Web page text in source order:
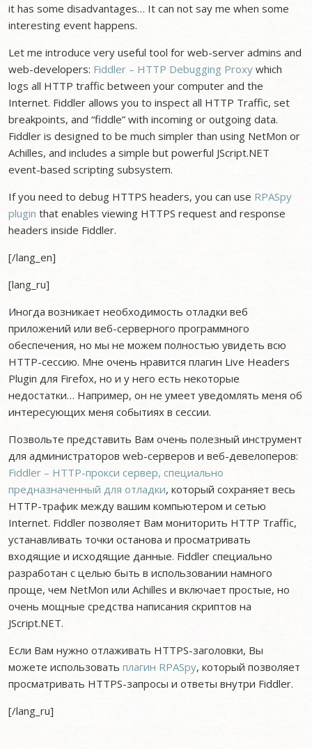
it has some disadvantages… It can not say me when some
interesting event happens.
Let me introduce very useful tool for web-server admins and
web-developers: Fiddler – HTTP Debugging Proxy which
logs all HTTP traffic between your computer and the
Internet. Fiddler allows you to inspect all HTTP Traffic, set
breakpoints, and “fiddle” with incoming or outgoing data.
Fiddler is designed to be much simpler than using NetMon or
Achilles, and includes a simple but powerful JScript.NET
event-based scripting subsystem.
If you need to debug HTTPS headers, you can use RPASpy
plugin that enables viewing HTTPS request and response
headers inside Fiddler.
[/lang_en]
[lang_ru]
Иногда возникает необходимость отладки веб
приложений или веб-серверного программного
обеспечения, но мы не можем полностью увидеть всю
HTTP-сессию. Мне очень нравится плагин Live Headers
Plugin для Firefox, но и у него есть некоторые
недостатки… Например, он не умеет уведомлять меня об
интересующих меня событиях в сессии.
Позвольте представить Вам очень полезный инструмент
для администраторов web-серверов и веб-девелоперов:
Fiddler – HTTP-прокси сервер, специально
предназначенный для отладки, который сохраняет весь
HTTP-трафик между вашим компьютером и сетью
Internet. Fiddler позволяет Вам мониторить HTTP Traffic,
устанавливать точки останова и просматривать
входящие и исходящие данные. Fiddler специально
разработан с целью быть в использовании намного
проще, чем NetMon или Achilles и включает простые, но
очень мощные средства написания скриптов на
JScript.NET.
Если Вам нужно отлаживать HTTPS-заголовки, Вы
можете использоватьплагин RPASpy, который позволяет
просматривать HTTPS-запросы и ответы внутри Fiddler.
[/lang_ru]